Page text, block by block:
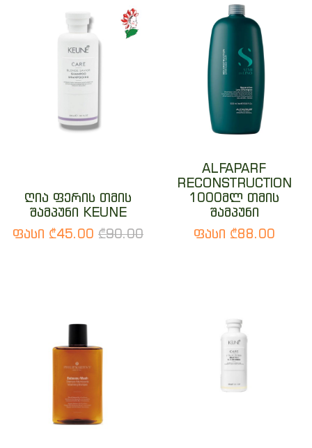
ღია ფერის თმის
შამპუნი KEUNE
ფასი ₾45.00 ₾90.00
ALFAPARF
RECONSTRUCTION
1000მლ თმის
შამპუნი
ფასი ₾88.00